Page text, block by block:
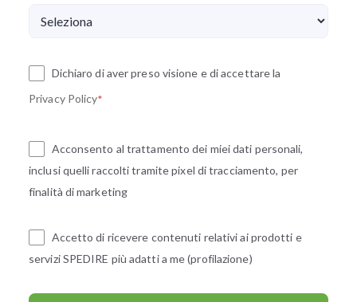
Dichiaro di aver preso visione e di accettare la
Privacy Policy*
Acconsento al trattamento dei miei dati personali,
inclusi quelli raccolti tramite pixel di tracciamento, per
finalità di marketing
Accetto di ricevere contenuti relativi ai prodotti e
servizi SPEDIRE più adatti a me (profilazione)